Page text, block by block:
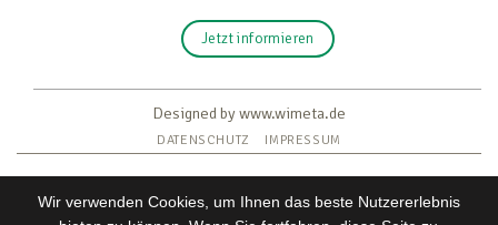
Jetzt informieren
Designed by www.wimeta.de
DATENSCHUTZ IMPRESSUM
Wir verwenden Cookies, um Ihnen das beste Nutzererlebnis